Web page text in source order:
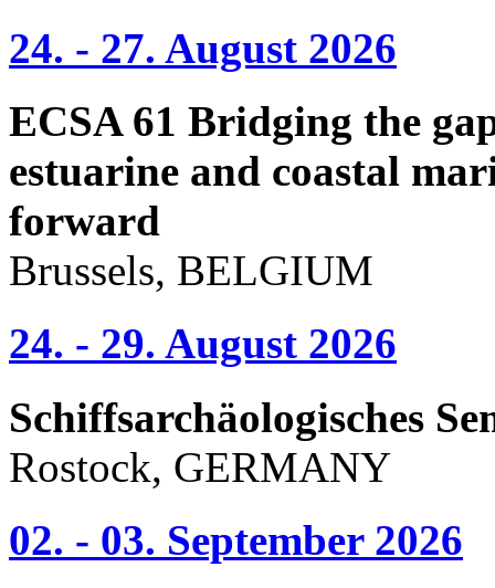
24. - 27. August 2026
ECSA 61 Bridging the
estuarine and coastal
forward
Brussels, BELGIUM
24. - 29. August 2026
Schiffsarchäologisches
Rostock, GERMANY
02. - 03. September 2026